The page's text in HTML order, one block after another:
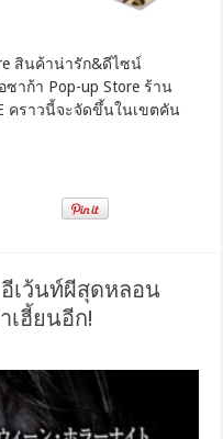
สินค้าน่ารัก&ดีไซน์
าก้า Pop-up Store ร้าน
คราวนี้จะจัดขึ้นในเขตคัน
เว้นท์ผีสุดหลอน
เฮี้ยนอีก!